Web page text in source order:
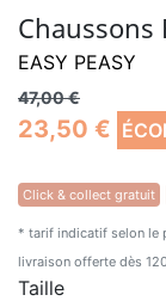
EASY PEASY
47,00 €
23,50 €
Click & collect gratuit
* tarif indicatif selon le
livraison offerte dès
Taille